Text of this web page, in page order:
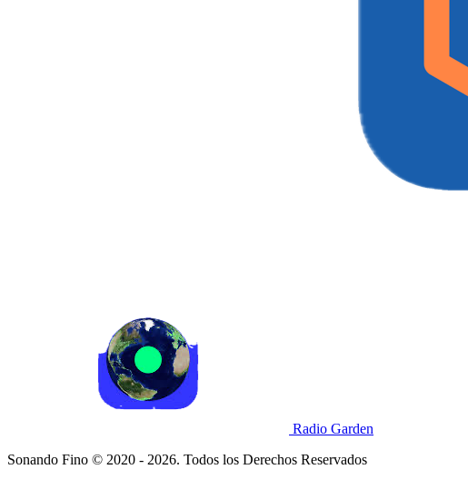
Radio Garden
Sonando Fino © 2020 - 2026. Todos los Derechos Reservados